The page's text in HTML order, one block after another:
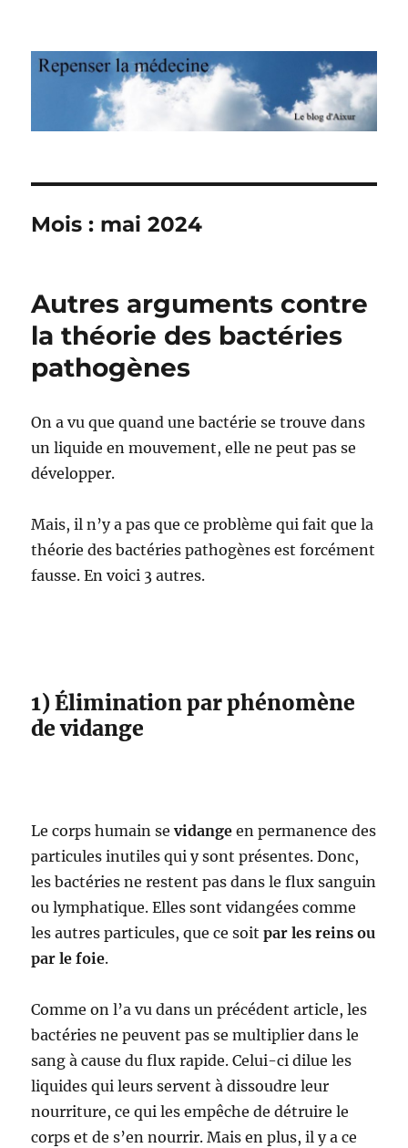
Repenser la médecine
Mois : mai 2024
Autres arguments contre
la théorie des bactéries
pathogènes
On a vu que quand une bactérie se trouve dans
un liquide en mouvement, elle ne peut pas se
développer.
Mais, il n’y a pas que ce problème qui fait que la
théorie des bactéries pathogènes est forcément
fausse. En voici 3 autres.
1) Élimination par phénomène
de vidange
Le corps humain sevidange en permanence des
particules inutiles qui y sont présentes. Donc,
les bactéries ne restent pas dans le flux sanguin
ou lymphatique. Elles sont vidangées comme
les autres particules, que ce soitpar les reins ou
par le foie.
Comme on l’a vu dans un précédent article, les
bactéries ne peuvent pas se multiplier dans le
sang à cause du flux rapide. Celui-ci dilue les
liquides qui leurs servent à dissoudre leur
nourriture, ce qui les empêche de détruire le
corps et de s’en nourrir. Mais en plus, il y a ce